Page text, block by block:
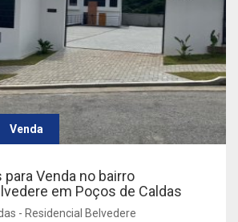
Venda
para Venda no bairro
em Poços de Caldas
- Residencial Belvedere